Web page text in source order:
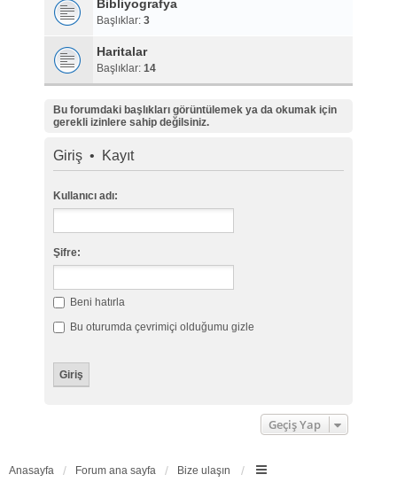
Bibliyografya
Başlıklar: 3
Haritalar
Başlıklar: 14
Bu forumdaki başlıkları görüntülemek ya da okumak için
gerekli izinlere sahip değilsiniz.
Giriş• Kayıt
Kullanıcı adı:
Şifre:
Beni hatırla
Bu oturumda çevrimiçi olduğumu gizle
Geçiş Yap
Anasayfa Forum ana sayfa Bize ulaşın